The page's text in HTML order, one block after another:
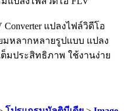
แปลงไฟล์วิดีโอ
มหลากหลายรูปแบบ แปลง
ต็มประสิทธิภาพ ใช้งานง่าย